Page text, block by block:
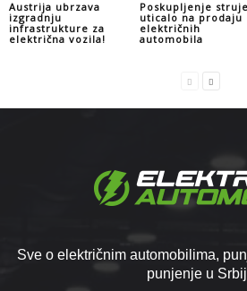
Austrija ubrzava
izgradnju
infrastrukture za
električna vozila!
Poskupljenje struje
uticalo na prodaju
električnih
automobila
Sve o električnim automobilima,
punjenje u